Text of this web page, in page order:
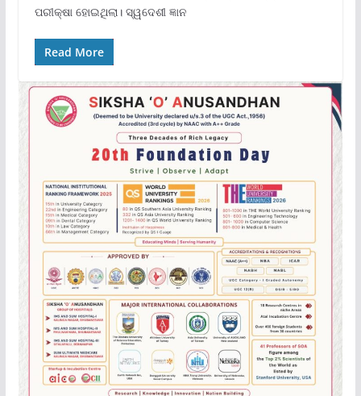
ପରୀକ୍ଷା ହୋଇଥିଲା। ସ୍ୱଦେଶୀ ଜ୍ଞାନ
Read More